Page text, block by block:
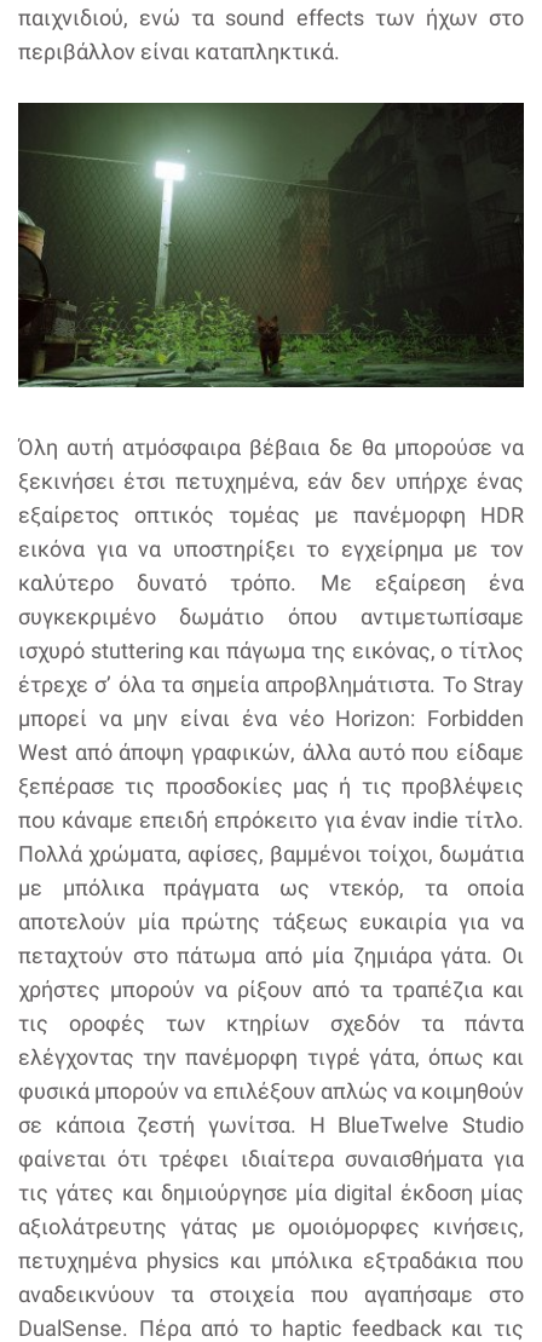
παιχνιδιού, ενώ τα sound effects των ήχων στο
περιβάλλον είναι καταπληκτικά.
Όλη αυτή ατμόσφαιρα βέβαια δε θα μπορούσε να
ξεκινήσει έτσι πετυχημένα, εάν δεν υπήρχε ένας
εξαίρετος οπτικός τομέας με πανέμορφη HDR
εικόνα για να υποστηρίξει το εγχείρημα με τον
καλύτερο δυνατό τρόπο. Με εξαίρεση ένα
συγκεκριμένο δωμάτιο όπου αντιμετωπίσαμε
ισχυρό stuttering και πάγωμα της εικόνας, ο τίτλος
έτρεχε σ’ όλα τα σημεία απροβλημάτιστα. Το Stray
μπορεί να μην είναι ένα νέο Horizon: Forbidden
West από άποψη γραφικών, άλλα αυτό που είδαμε
ξεπέρασε τις προσδοκίες μας ή τις προβλέψεις
που κάναμε επειδή επρόκειτο για έναν indie τίτλο.
Πολλά χρώματα, αφίσες, βαμμένοι τοίχοι, δωμάτια
με μπόλικα πράγματα ως ντεκόρ, τα οποία
αποτελούν μία πρώτης τάξεως ευκαιρία για να
πεταχτούν στο πάτωμα από μία ζημιάρα γάτα. Οι
χρήστες μπορούν να ρίξουν από τα τραπέζια και
τις οροφές των κτηρίων σχεδόν τα πάντα
ελέγχοντας την πανέμορφη τιγρέ γάτα, όπως και
φυσικά μπορούν να επιλέξουν απλώς να κοιμηθούν
σε κάποια ζεστή γωνίτσα. Η BlueTwelve Studio
φαίνεται ότι τρέφει ιδιαίτερα συναισθήματα για
τις γάτες και δημιούργησε μία digital έκδοση μίας
αξιολάτρευτης γάτας με ομοιόμορφες κινήσεις,
πετυχημένα physics και μπόλικα εξτραδάκια που
αναδεικνύουν τα στοιχεία που αγαπήσαμε στο
DualSense. Πέρα από το haptic feedback και τις